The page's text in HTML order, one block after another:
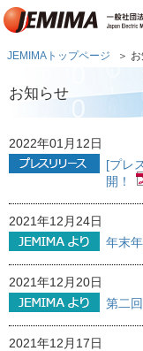
JEMIMAトップページ
お知らせ
2022年01月12日
[プレ
開！
2021年12月24日
年末
2021年12月20日
第二
2021年12月17日